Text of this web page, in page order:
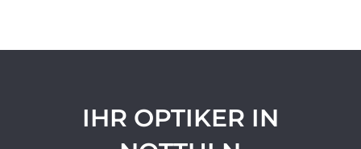
IHR OPTIKER IN